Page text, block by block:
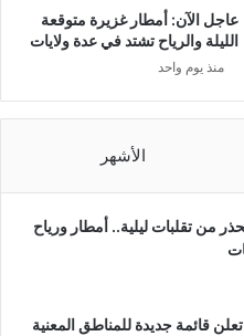
عاجل الآن: أمطار غزيرة متوقعة
الليلة والرياح تشتد في عدة ولايات
منذ يوم واحد
الأشهر
من تقلبات ليلية.. أمطار ورياح
قائمة جديدة للمناطق المعنية